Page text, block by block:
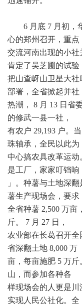
6 月底 7 月初，华
心的郑州召开，重点
交流河南出现的小
肯定了吴芝圃的试验
把山查岈山卫星大
部署，全省掀起并社
热潮， 8 月 13 日省
的修武一县一社，
有农户 29,193 户。
珠轴承，全民以此为
中心搞农具改革运
是工厂，家家叮铛响
」。种薯与土地深
薯生产现场会，要求
全省种薯 2,500 万亩
斤。 7 月 27 日，
农业部在长葛召开
省深翻土地 8,000 万
亩，每亩施肥 5 万斤
山，而参加各种各
样现场会的人更是
实现人民公社化。全